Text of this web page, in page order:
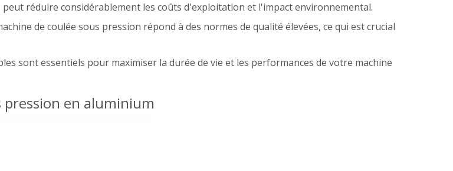
réduire considérablement les coûts d'exploitation et l'impact environnemental.
de coulée sous pression répond à des normes de qualité élevées, ce qui est crucial
sont essentiels pour maximiser la durée de vie et les performances de votre machine
pression en aluminium